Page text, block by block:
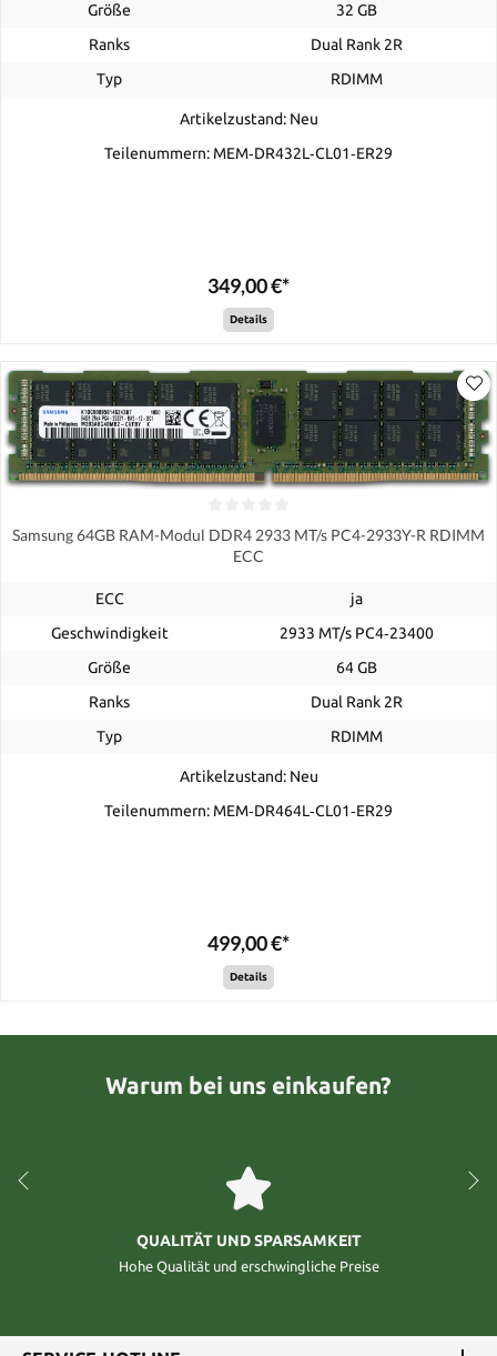
Größe
32 GB
Ranks
Dual Rank 2R
Typ
RDIMM
Artikelzustand: Neu
Teilenummern: MEM‐DR432L‐CL01‐ER29
349,00 €*
Details
Samsung 64GB RAM-Modul DDR4 2933 MT/s PC4-2933Y-R RDIMM
ECC
ECC
ja
Geschwindigkeit
2933 MT/s PC4‑23400
Größe
64 GB
Ranks
Dual Rank 2R
Typ
RDIMM
Artikelzustand: Neu
Teilenummern: MEM‐DR464L‐CL01‐ER29
499,00 €*
Details
Warum bei uns einkaufen?
QUALITÄT UND SPARSAMKEIT
Hohe Qualität und erschwingliche Preise